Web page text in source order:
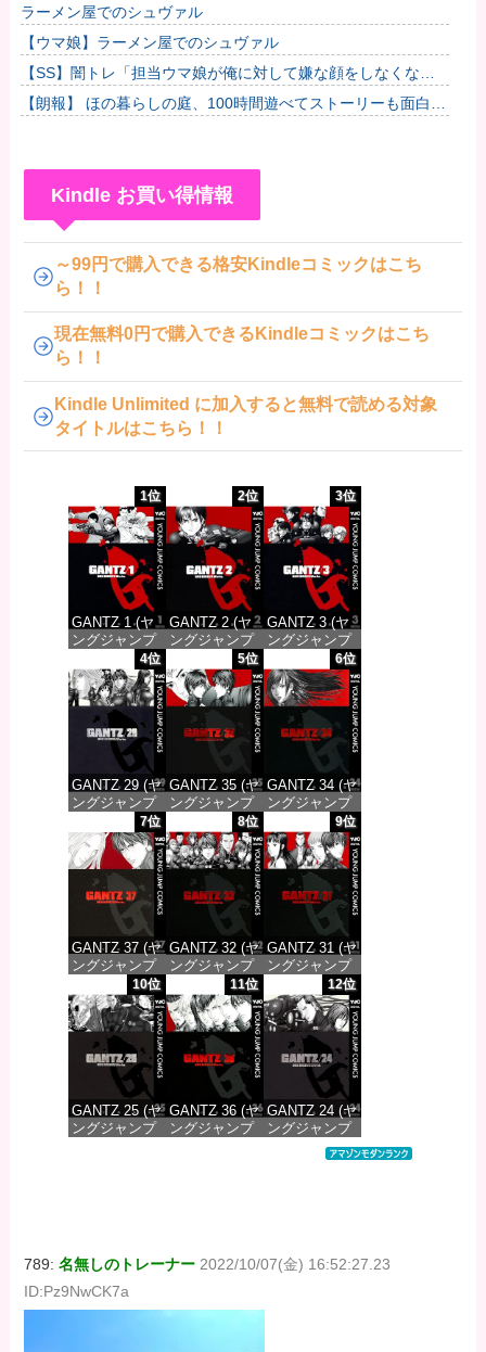
稿に憶測殺到
ラーメン屋でのシュヴァル
【ウマ娘】ラーメン屋でのシュヴァル
【SS】闇トレ「担当ウマ娘が俺に対して嫌な顔をしなくなっ
たので、言葉責めをすることで身の毛がよだつ思いをしてもら
うことに...
【朗報】 ほの暮らしの庭、100時間遊べてストーリーも面白い
Kindle お買い得情報
～99円で購入できる格安Kindleコミックはこち
ら！！
現在無料0円で購入できるKindleコミックはこち
ら！！
Kindle Unlimited に加入すると無料で読める対象
タイトルはこちら！！
1位
GANTZ 1 (ヤ
ングジャンプ
コミックス
DIGITAL)
価格：¥617
2位
GANTZ 2 (ヤ
ングジャンプ
コミックス
DIGITAL)
価格：¥617
3位
GANTZ 3 (ヤ
ングジャンプ
コミックス
DIGITAL)
価格：¥617
4位
GANTZ 29 (ヤ
ングジャンプ
コミックス
DIGITAL)
価格：¥647
5位
GANTZ 35 (ヤ
ングジャンプ
コミックス
DIGITAL)
価格：¥647
6位
GANTZ 34 (ヤ
ングジャンプ
コミックス
DIGITAL)
価格：¥647
7位
GANTZ 37 (ヤ
ングジャンプ
コミックス
DIGITAL)
価格：¥647
8位
GANTZ 32 (ヤ
ングジャンプ
コミックス
DIGITAL)
価格：¥647
9位
GANTZ 31 (ヤ
ングジャンプ
コミックス
DIGITAL)
価格：¥647
10位
GANTZ 25 (ヤ
ングジャンプ
11位
GANTZ 36 (ヤ
ングジャンプ
12位
GANTZ 24 (ヤ
ングジャンプ
コミックス
789:名無しのトレーナー 2022/10/07(金) 16:52:27.23
ID:Pz9NwCK7a